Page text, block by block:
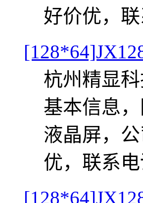
好价优，
杭州精显
基本信息
液晶屏，
优，联系电